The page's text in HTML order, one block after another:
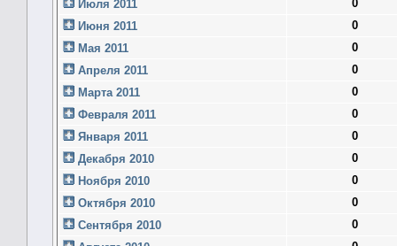
Июля 2011
0
Июня 2011
0
Мая 2011
0
Апреля 2011
0
Марта 2011
0
Февраля 2011
0
Января 2011
0
Декабря 2010
0
Ноября 2010
0
Октября 2010
0
Сентября 2010
0